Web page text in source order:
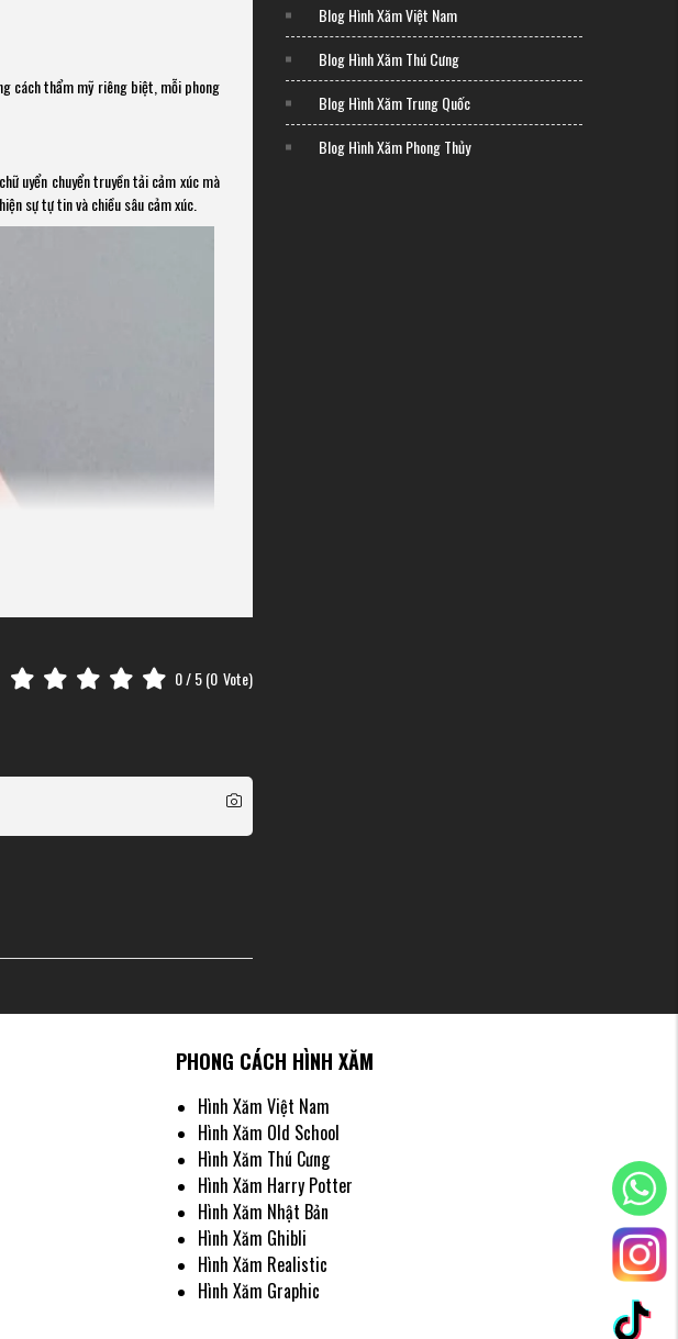
cách thẩm mỹ riêng biệt, mỗi phong
uyển chuyển truyền tải cảm xúc mà
sự tự tin và chiều sâu cảm xúc.
0/ 5 (0 Vote)
Blog Hình Xăm Việt Nam
Blog Hình Xăm Thú Cưng
Blog Hình Xăm Trung Quốc
Blog Hình Xăm Phong Thủy
PHONG CÁCH HÌNH XĂM
Hình Xăm Việt Nam
Hình Xăm Old School
Hình Xăm Thú Cưng
Hình Xăm Harry Potter
Hình Xăm Nhật Bản
Hình Xăm Ghibli
Hình Xăm Realistic
Hình Xăm Graphic